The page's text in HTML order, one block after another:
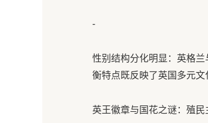
-
性别结构分化明显：英格
衡特点既反映了英国多元文
英王徽章与国花之谜：殖